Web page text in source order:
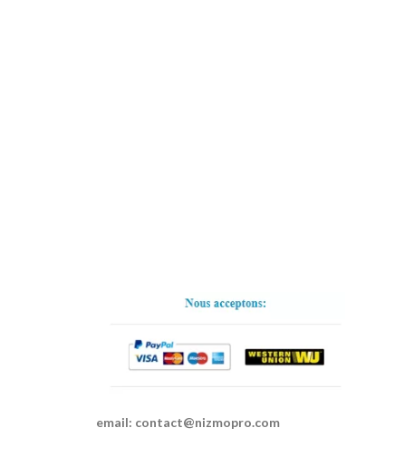
email: contact@nizmopro.com